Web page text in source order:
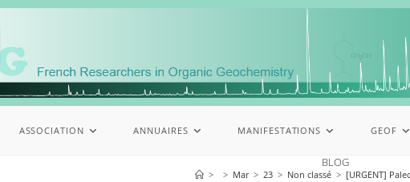
ASSOCIATION ANNUAIRES MANIFESTATIONS GEOF
BLOG
> > Mar > 23 > Non classé > [URGENT]